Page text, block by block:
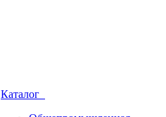
Каталог